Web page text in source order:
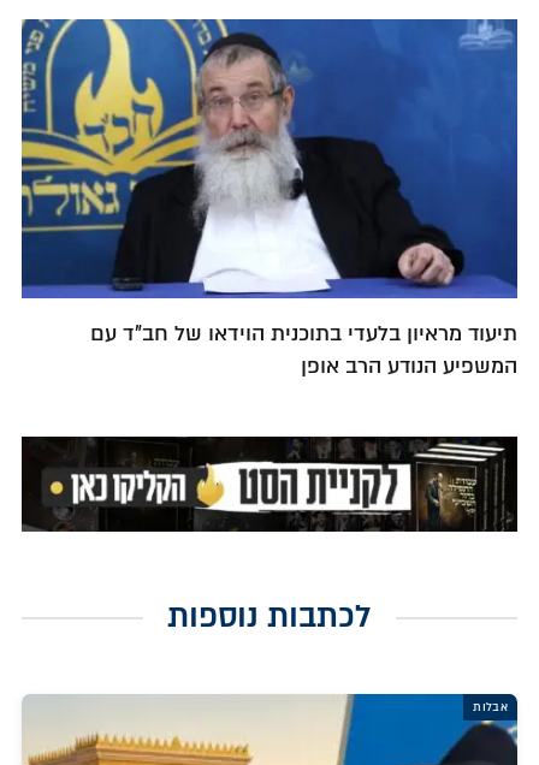
תיעוד מראיון בלעדי בתוכנית הוידאו של חב"ד עם
המשפיע הנודע הרב אופן
לכתבות נוספות
אבלות